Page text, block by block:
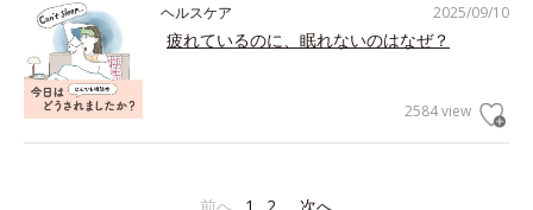
2025/09/10
ヘルスケア
疲れているのに、眠れないのはなぜ？
2584 view